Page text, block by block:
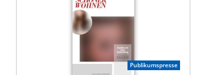
Publikumspresse